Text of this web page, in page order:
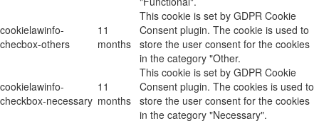
cookielawinfo-
checbox-others
11
months
This cookie is set by GDPR Cookie
Consent plugin. The cookie is used to
store the user consent for the cookies
in the category "Other.
cookielawinfo-
checkbox-necessary
11
months
This cookie is set by GDPR Cookie
Consent plugin. The cookies is used to
store the user consent for the cookies
in the category "Necessary".